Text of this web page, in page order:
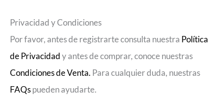
Privacidad y Condiciones
Por favor, antes de registrarte consulta nuestra Política
de Privacidady antes de comprar, conoce nuestras
Condiciones de Venta. Para cualquier duda, nuestras
FAQspueden ayudarte.